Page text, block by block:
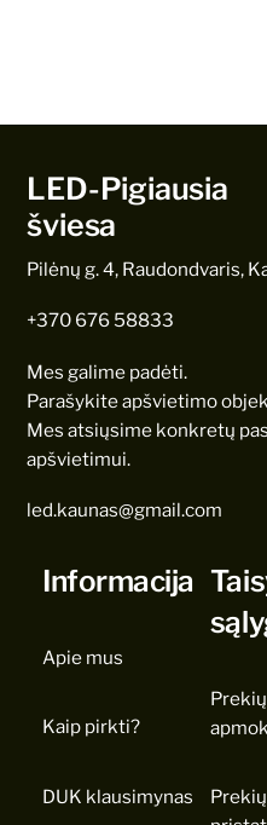
LED-Pigiausia
šviesa
Pilėnų g. 4, Raudondvaris,
+370 676 58833
Mes galime padėti.
Parašykite apšvietimo
Mes atsiųsime konkretų
apšvietimui.
led.kaunas@gmail.com
Informacija
Apie mus
Kaip pirkti?
DUK klausimynas
Prekių
Prekių